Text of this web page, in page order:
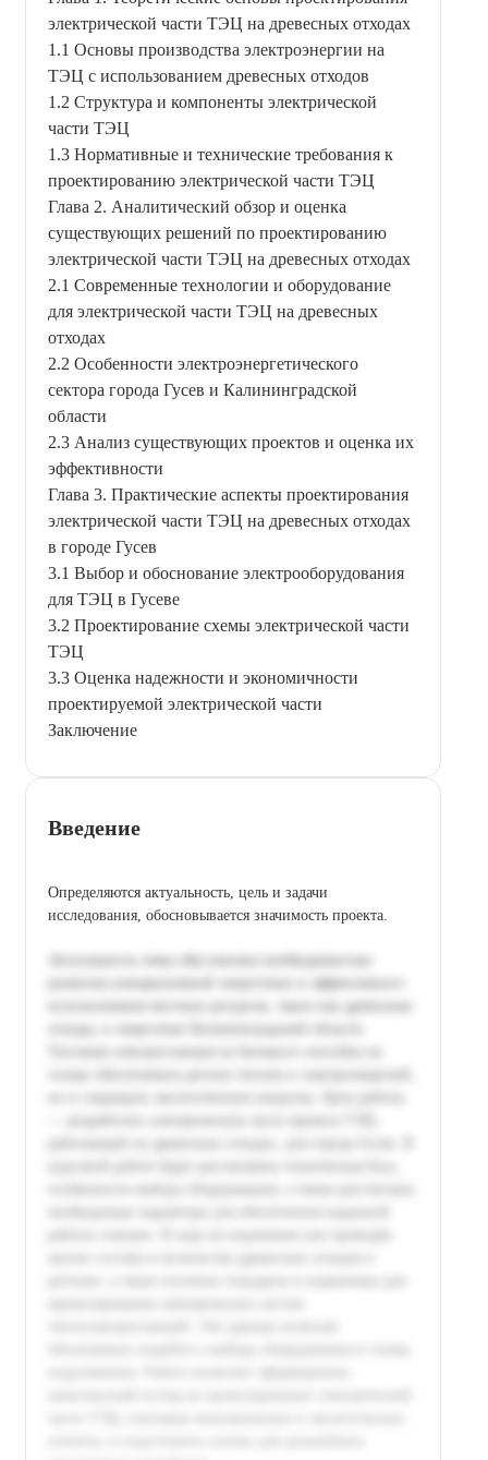
электрической части ТЭЦ на древесных отходах
1.1 Основы производства электроэнергии на
ТЭЦ с использованием древесных отходов
1.2 Структура и компоненты электрической
части ТЭЦ
1.3 Нормативные и технические требования к
проектированию электрической части ТЭЦ
Глава 2. Аналитический обзор и оценка
существующих решений по проектированию
электрической части ТЭЦ на древесных отходах
2.1 Современные технологии и оборудование
для электрической части ТЭЦ на древесных
отходах
2.2 Особенности электроэнергетического
сектора города Гусев и Калининградской
области
2.3 Анализ существующих проектов и оценка их
эффективности
Глава 3. Практические аспекты проектирования
электрической части ТЭЦ на древесных отходах
в городе Гусев
3.1 Выбор и обоснование электрооборудования
для ТЭЦ в Гусеве
3.2 Проектирование схемы электрической части
ТЭЦ
3.3 Оценка надежности и экономичности
проектируемой электрической части
Заключение
Введение
Определяются актуальность, цель и задачи
исследования, обосновывается значимость проекта.